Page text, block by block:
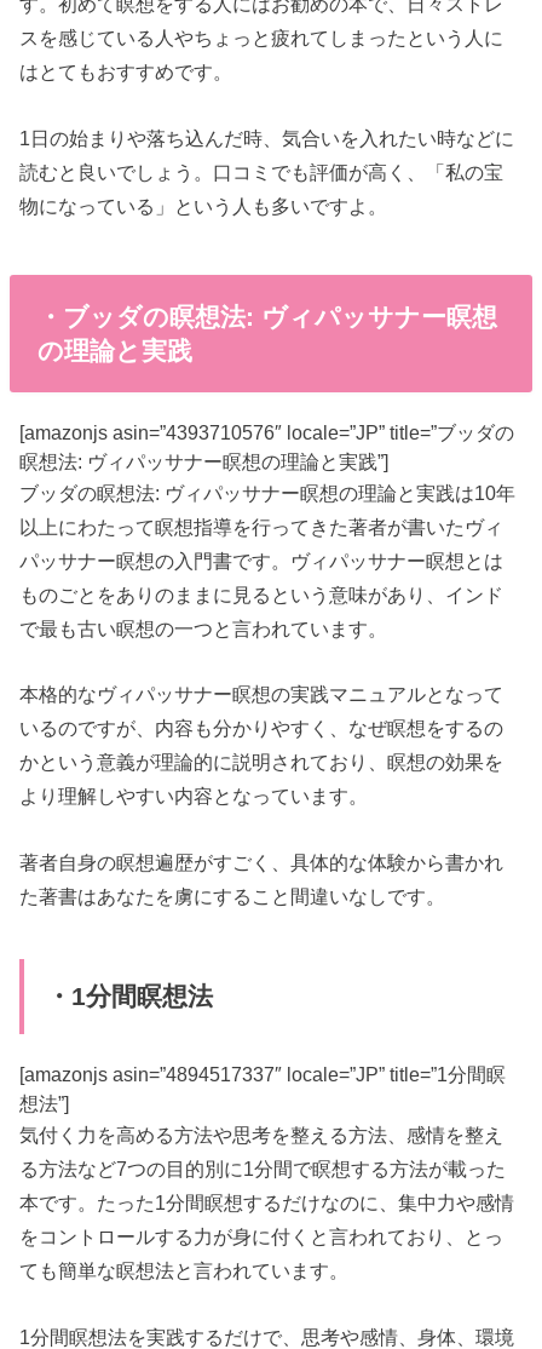
スを感じている人やちょっと疲れてしまったという人に
はとてもおすすめです。
1日の始まりや落ち込んだ時、気合いを入れたい時などに
読むと良いでしょう。口コミでも評価が高く、「私の宝
物になっている」という人も多いですよ。
・ブッダの瞑想法: ヴィパッサナー瞑想
の理論と実践
[amazonjs asin=”4393710576″ locale=”JP” title=”ブッダの
瞑想法: ヴィパッサナー瞑想の理論と実践”]
ブッダの瞑想法: ヴィパッサナー瞑想の理論と実践は10年
以上にわたって瞑想指導を行ってきた著者が書いたヴィ
パッサナー瞑想の入門書です。ヴィパッサナー瞑想とは
ものごとをありのままに見るという意味があり、インド
で最も古い瞑想の一つと言われています。
本格的なヴィパッサナー瞑想の実践マニュアルとなって
いるのですが、内容も分かりやすく、なぜ瞑想をするの
かという意義が理論的に説明されており、瞑想の効果を
より理解しやすい内容となっています。
著者自身の瞑想遍歴がすごく、具体的な体験から書かれ
た著書はあなたを虜にすること間違いなしです。
・1分間瞑想法
[amazonjs asin=”4894517337″ locale=”JP” title=”1分間瞑
想法”]
気付く力を高める方法や思考を整える方法、感情を整え
る方法など7つの目的別に1分間で瞑想する方法が載った
本です。たった1分間瞑想するだけなのに、集中力や感情
をコントロールする力が身に付くと言われており、とっ
ても簡単な瞑想法と言われています。
1分間瞑想法を実践するだけで、思考や感情、身体、環境